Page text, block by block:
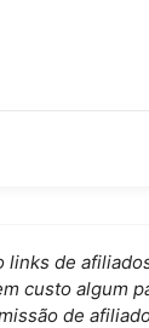
links de
custo algum
de